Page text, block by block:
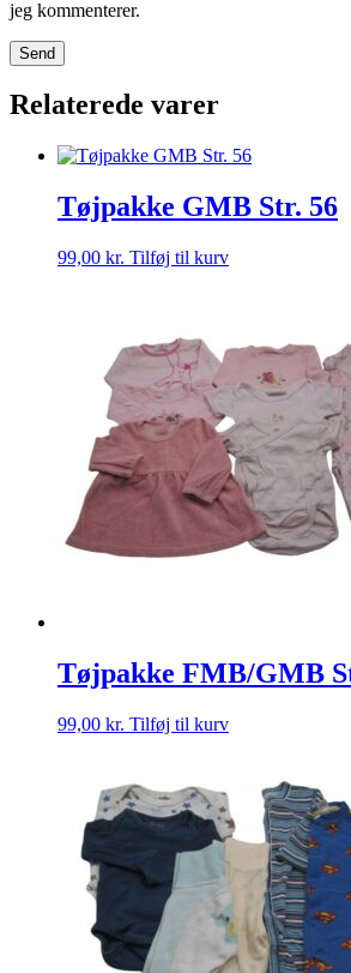
jeg kommenterer.
Relaterede varer
Tøjpakke GMB Str. 56
99,00 kr. Tilføj til kurv
Tøjpakke FMB/GMB
99,00 kr. Tilføj til kurv